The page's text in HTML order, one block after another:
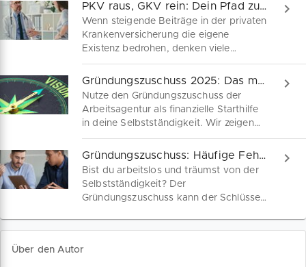
PKV raus, GKV rein: Dein Pfad zur gesetzlichen Kasse!
Wenn steigende Beiträge in der privaten
Krankenversicherung die eigene
Existenz bedrohen, denken viele
Selbständige über einen Wechsel in die
gesetzliche Krankenversicherung nach.
Trotz hoher Auflagen kann die Rückkehr
in die GKV gelingen. Das sind deine
Optionen.
Gründungszuschuss 2025: Das musst du wissen
Nutze den Gründungszuschuss der
Arbeitsagentur als finanzielle Starthilfe
in deine Selbstständigkeit. Wir zeigen
dir Schritt für Schritt, wie du die
Förderung 2025 sicher beantragst –
inklusive kostenfreiem Businessplan und
Tipps für eine erfolgreiche
Existenzgründung.
Gründungszuschuss: Häufige Fehler vermeiden!
Bist du arbeitslos und träumst von der
Selbstständigkeit? Der
Gründungszuschuss kann der Schlüssel
Über den Autor